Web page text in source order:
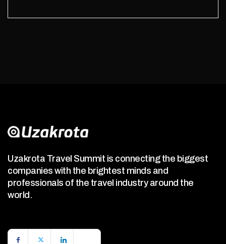
Uzakrota Travel Summit is connecting the biggest
companies with the brightest minds and
professionals of the travel industry around the
world.